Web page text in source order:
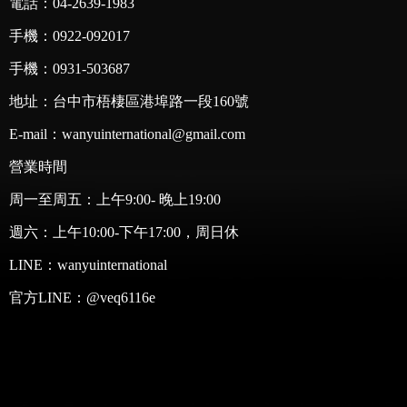
電話：04-2639-1983
手機：0922-092017
手機：0931-503687
地址：台中市梧棲區港埠路一段160號
E-mail：wanyuinternational@gmail.com
營業時間
周一至周五：上午9:00- 晚上19:00
週六：上午10:00-下午17:00，周日休
LINE： wanyuinternational
官方LINE： @veq6116e